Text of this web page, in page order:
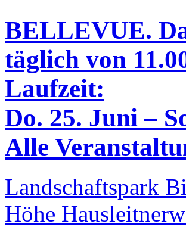
BELLEVUE.
täglich von
Laufzeit:
Do. 25. Juni –
Alle
Landschaftspark
Höhe